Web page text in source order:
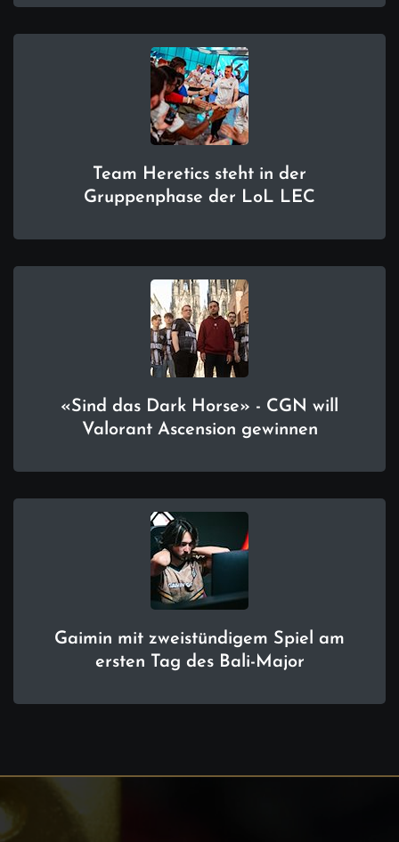
Team Heretics steht in der
Gruppenphase der LoL LEC
«Sind das Dark Horse» - CGN will
Valorant Ascension gewinnen
Gaimin mit zweistündigem Spiel am
ersten Tag des Bali-Major